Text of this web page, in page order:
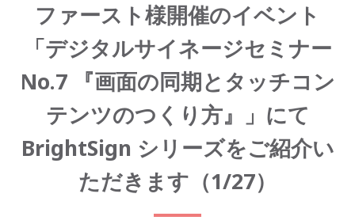
ファースト様開催のイベント
「デジタルサイネージセミナー
No.7 『画面の同期とタッチコン
テンツのつくり方』」にて
BrightSign シリーズをご紹介い
ただきます（1/27）